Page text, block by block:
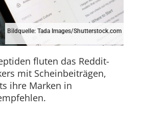
Bildquelle: Tada Images/Shutterstock.com
fluten das Reddit-
mit Scheinbeiträgen,
ihre Marken in